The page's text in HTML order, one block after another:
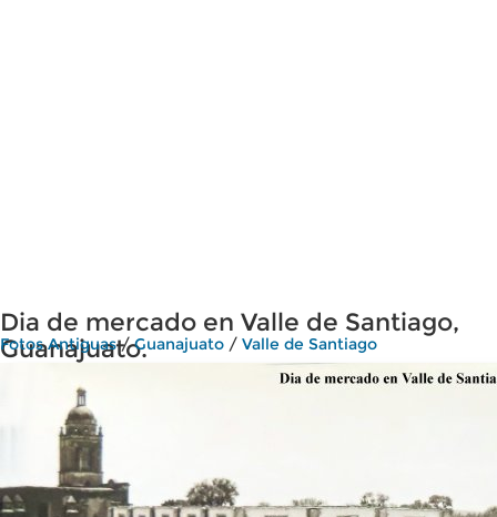
Dia de mercado en Valle de Santiago,
Guanajuato.
Fotos Antiguas/Guanajuato / Valle de Santiago